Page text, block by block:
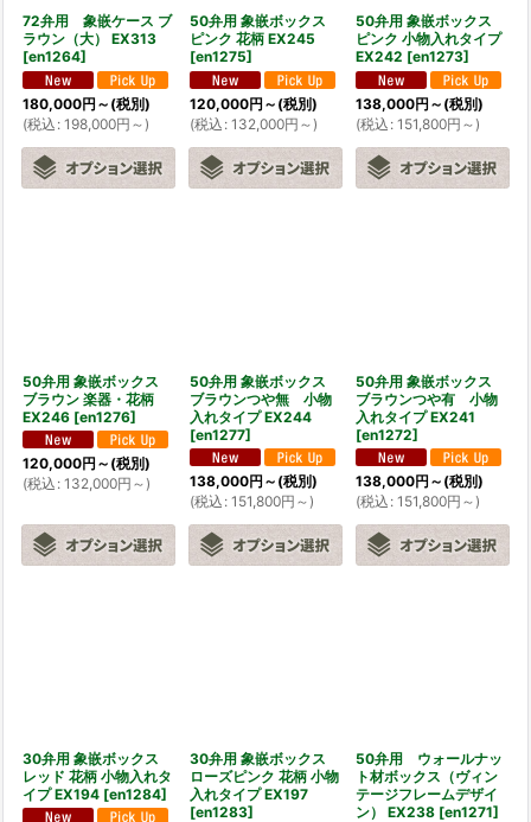
72弁用 象嵌ケース ブ
ラウン（大） EX313
[en1264]
180,000円 ～ (税別)
(税込 : 198,000円 ～)
50弁用 象嵌ボックス
ピンク 花柄 EX245
[en1275]
120,000円 ～ (税別)
(税込 : 132,000円 ～)
50弁用 象嵌ボックス
ピンク 小物入れタイプ
EX242 [en1273]
138,000円 ～ (税別)
(税込 : 151,800円 ～)
50弁用 象嵌ボックス
ブラウン 楽器・花柄
EX246 [en1276]
120,000円 ～ (税別)
(税込 : 132,000円 ～)
50弁用 象嵌ボックス
ブラウンつや無 小物
入れタイプ EX244
[en1277]
138,000円 ～ (税別)
(税込 : 151,800円 ～)
50弁用 象嵌ボックス
ブラウンつや有 小物
入れタイプ EX241
[en1272]
138,000円 ～ (税別)
(税込 : 151,800円 ～)
30弁用 象嵌ボックス
レッド 花柄 小物入れタ
イプ EX194 [en1284]
30弁用 象嵌ボックス
ローズピンク 花柄 小物
入れタイプ EX197
[en1283]
50弁用 ウォールナッ
ト材ボックス（ヴィン
テージフレームデザイ
ン） EX238 [en1271]